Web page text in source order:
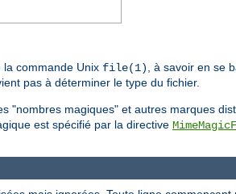
commande Unix file(1), à savoir en se
pas à déterminer le type du fichier.
"nombres magiques" et autres marques
est spécifié par la directive